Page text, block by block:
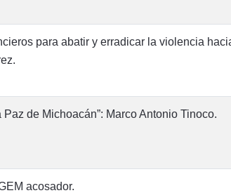
para abatir y erradicar la violencia
de Michoacán”: Marco Antonio Tinoco.
acosador.